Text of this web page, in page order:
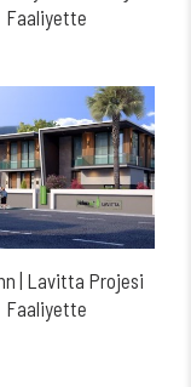
Faaliyette
| Lavitta Projesi
Faaliyette